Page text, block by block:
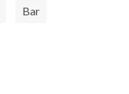
Bar